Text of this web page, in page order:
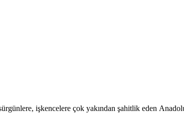
işkencelere çok yakından şahitlik eden